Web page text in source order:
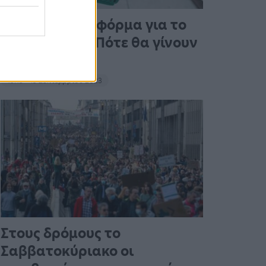
Άνοιξε η πλατφόρμα για το
Market Pass – Πότε θα γίνουν
15:13 - 15 Σεπτεμβρίου 2023
Στους δρόμους το
Σαββατοκύριακο οι